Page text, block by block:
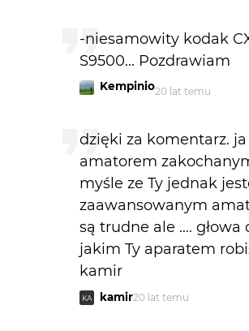
-niesamowity kodak
S9500... Pozdrawiam
Kempinio20 lat temu
dzięki za komentarz.
amatorem
myśle ze Ty jednak
zaawansowanym
są trudne ale .... głowa
jakim Ty aparatem
kamir
KA kamir20 lat temu